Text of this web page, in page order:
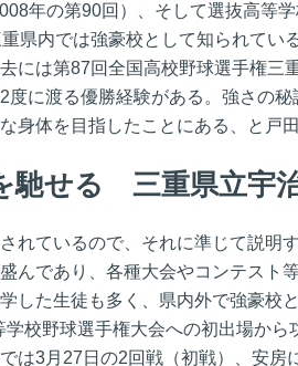
年の第90回）、そして選抜高等
県内では強豪校として知られている
には第87回全国高校野球選手権三
度に渡る優勝経験がある。強さの
身体を目指したことにある、と戸
馳せる 三重県立宇
れているので、それに準じて説明
んであり、各種大会やコンテスト
した生徒も多く、県内外で強豪校
校野球選手権大会への初出場から
は3月27日の2回戦（初戦）、安房